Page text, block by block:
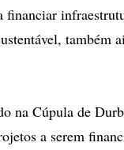
financiar
também
na Cúpula de
a serem